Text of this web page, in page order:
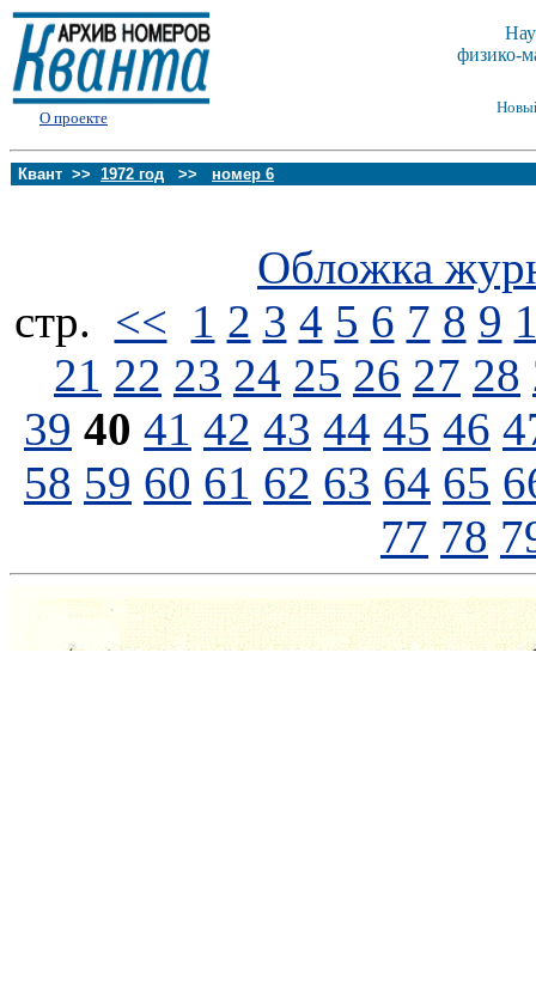
О проекте
физико-
Квант >> 1972 год >> номер 6
Обложка
стp. << 1 2 3 4 5 6 7 8 9
21 22 23 24 25 26 27 28
39 40 41 42 43 44 45 46
58 59 60 61 62 63 64 65
77 78